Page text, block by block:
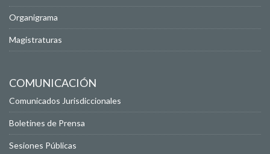
Organigrama
Magistraturas
COMUNICACIÓN
Comunicados Jurisdiccionales
Boletines de Prensa
Sesiones Públicas